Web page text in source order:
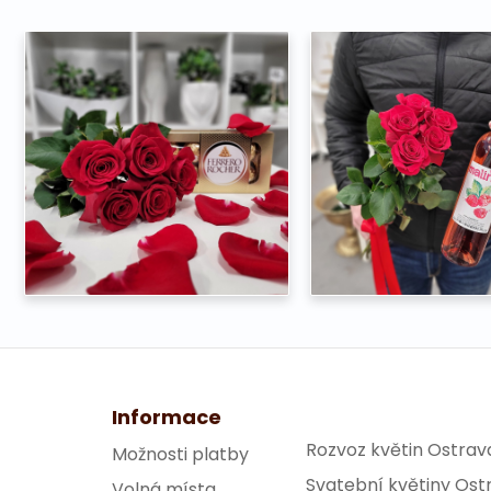
Informace
Možnosti platby
Rozvoz květin
Svatební květiny